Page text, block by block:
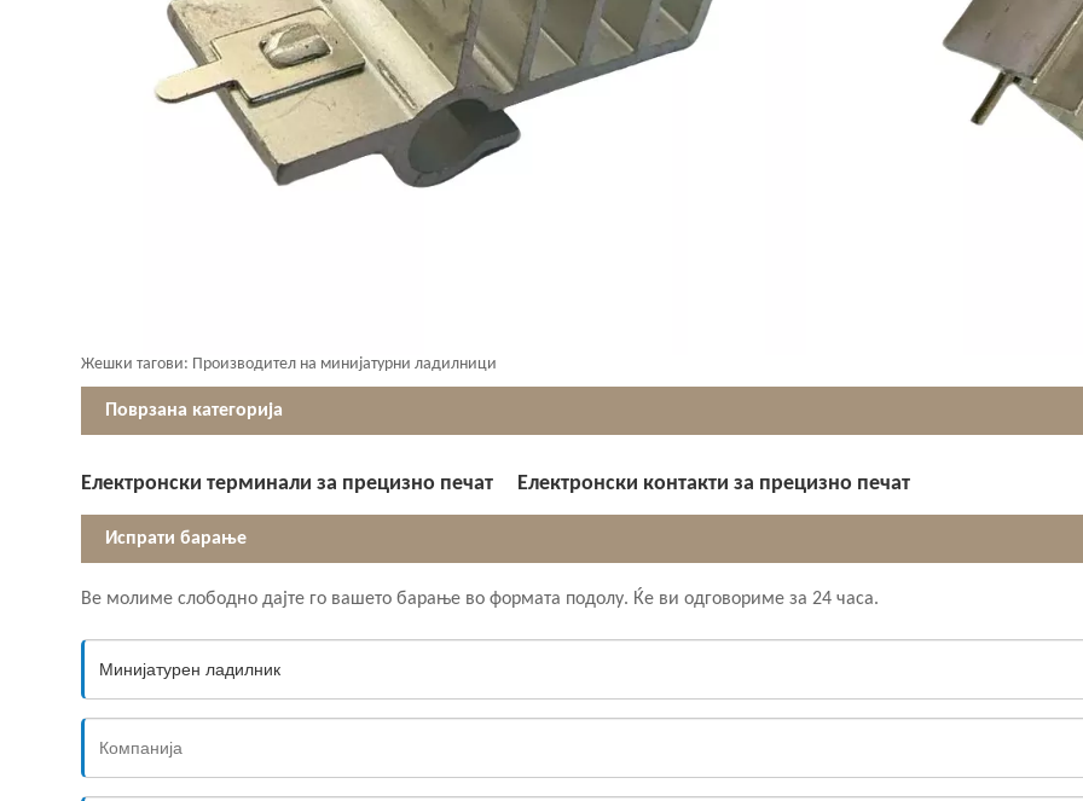
Жешки тагови: Производител на минијатурни ладилници
Поврзана категорија
Електронски терминали за прецизно печат Електронски контакти за прецизно печат
Испрати барање
Ве молиме слободно дајте го вашето барање во формата подолу. Ќе ви одговориме за 24 часа.